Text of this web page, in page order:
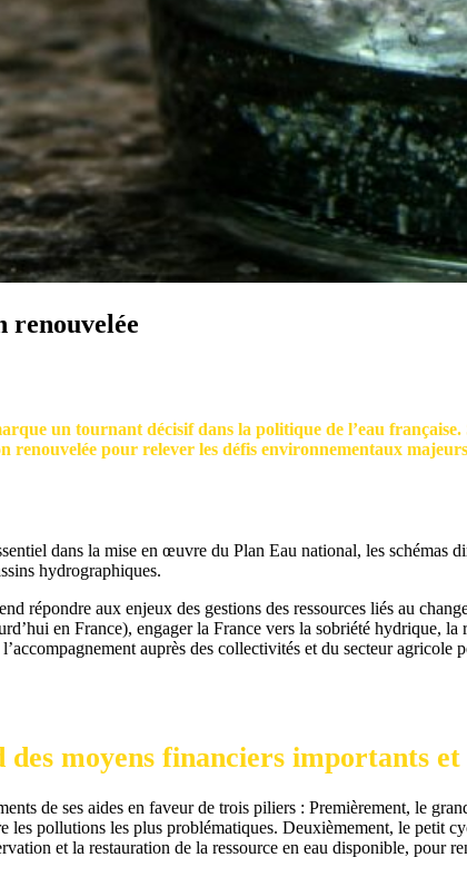
renouvelée
un tournant décisif dans la politique de l’eau
pour relever les défis environnementaux
dans la mise en œuvre du Plan Eau national, les schémas
hydrographiques.
répondre aux enjeux des gestions des ressources liés au
en France), engager la France vers la sobriété hydrique,
auprès des collectivités et du secteur agricole
moyens financiers importants
de ses aides en faveur de trois piliers : Premièrement, le
pollutions les plus problématiques. Deuxièmement, le petit
et la restauration de la ressource en eau disponible, pour